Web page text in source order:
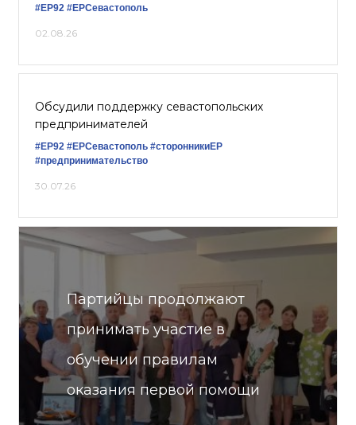
#ЕР92 #ЕРСевастополь
02.08.26
Обсудили поддержку севастопольских
предпринимателей
#ЕР92 #ЕРСевастополь #сторонникиЕР
#предпринимательство
30.07.26
Партийцы продолжают
принимать участие в
обучении правилам
оказания первой помощи